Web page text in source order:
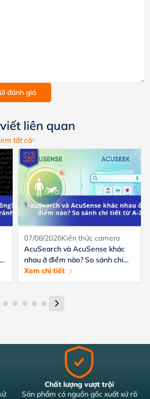
đánh giá
liên quan
tất cả
07/08/2026Kiến thức camera
AcuSearch và AcuSense khác
nhau ở điểm nào? So sánh chi
tiết từ A-Z
Xem chi tiết
Chất lượng vượt trội
Sản phẩm có nguồn gốc xuất xứ rõ